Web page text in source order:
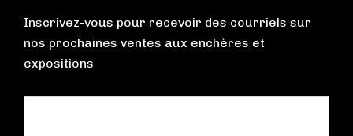
Inscrivez-vous pour recevoir des courriels sur
nos prochaines ventes aux enchères et
expositions